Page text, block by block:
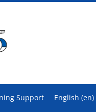
Support English ‎(en)‎